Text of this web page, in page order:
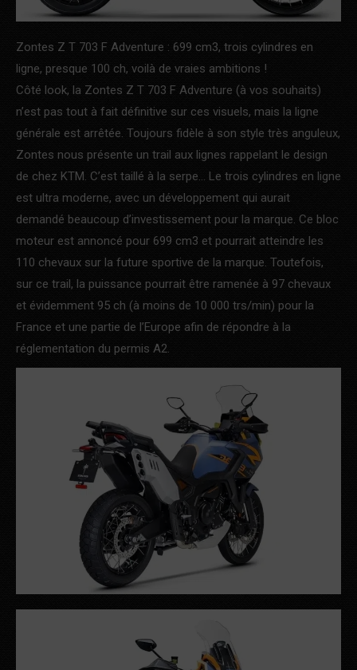
Zontes Z T 703 F Adventure : 699 cm3, trois cylindres en
ligne, presque 100 ch, voilà de vraies ambitions !
Côté look, la Zontes Z T 703 F Adventure (à vos souhaits)
n’est pas tout à fait définitive sur ces visuels, mais la ligne
générale est arrêtée. Toujours fidèle à son style très anguleux,
Zontes nous présente un trail aux lignes rappelant le design
de chez KTM. C’est taillé à la serpe… Le trois cylindres en ligne
est ultra moderne, avec un développement qui aurait
demandé beaucoup d’investissement pour la marque. Ce bloc
moteur est annoncé pour 699 cm3 et pourrait atteindre les
110 chevaux sur la future sportive de la marque. Toutefois,
sur ce trail, la puissance pourrait être ramenée à 97 chevaux
et évidemment 95 ch (à moins de 10 000 trs/min) pour la
France et une partie de l’Europe afin de répondre à la
réglementation du permis A2.